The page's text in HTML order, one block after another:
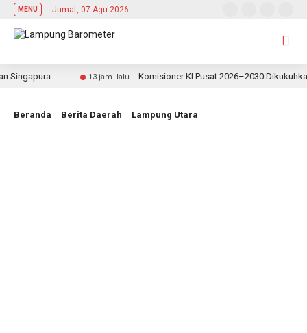
MENU Jumat, 07 Agu 2026
13 jam lalu Komisioner KI Pusat 2026–2030 Dikukuhkan,
Beranda Berita Daerah Lampung Utara